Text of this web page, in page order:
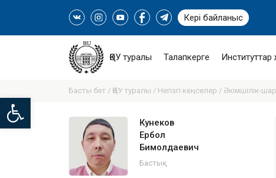
Open toolbar
Кері байланыс
ҚӨУ туралы Талапкерге Институттар
Басты бет / ҚӨУ туралы / Негізгі кеңселер / Әкімшілік-
Кунеков
Ербол
Бимолдаевич
Бастық